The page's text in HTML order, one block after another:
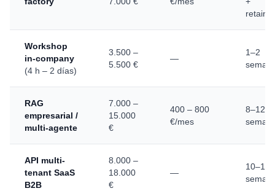
retainer
Workshop
in-company
(4 h – 2 días)
3.500 –
5.500 €
—
1–2
RAG
empresarial /
multi-agente
7.000 –
15.000
€
400 – 800
€/mes
8–12
API multi-
tenant SaaS
B2B
8.000 –
18.000
€
—
10–14